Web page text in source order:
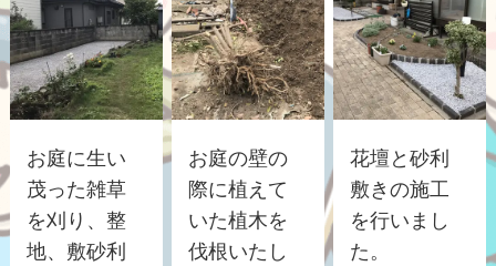
お庭に生い
茂った雑草
を刈り、整
地、敷砂利
お庭の壁の
際に植えて
いた植木を
伐根いたし
花壇と砂利
敷きの施工
を行いまし
た。